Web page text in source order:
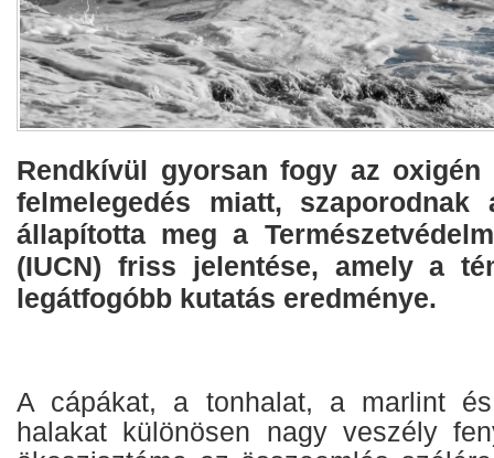
Rendkívül gyorsan fogy az oxigén
felmelegedés miatt,
állapította meg a
(IUCN) friss jelentése, amely a
legátfogóbb kutatás eredménye.
A cápákat, a tonhalat, a marlint
halakat különösen nagy veszély